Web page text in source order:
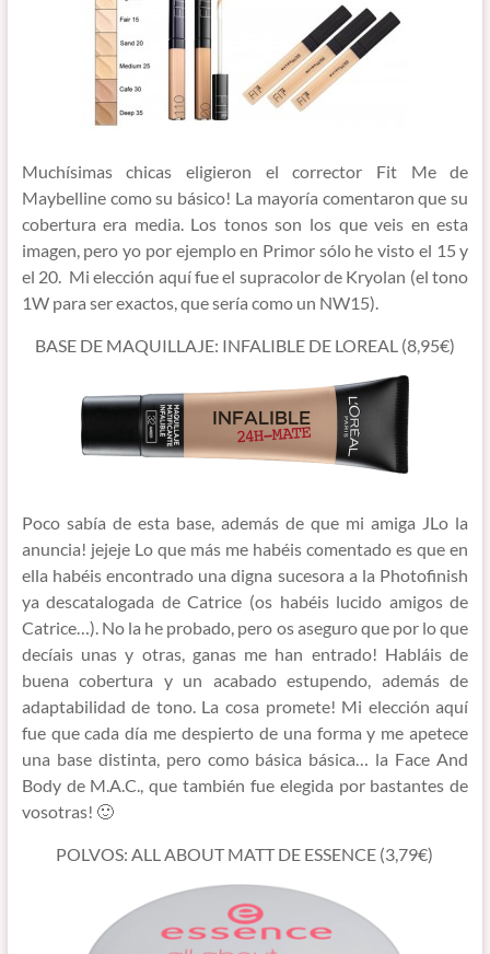
Muchísimas chicas eligieron el corrector Fit Me de
Maybelline como su básico! La mayoría comentaron que su
cobertura era media. Los tonos son los que veis en esta
imagen, pero yo por ejemplo en Primor sólo he visto el 15 y
el 20. Mi elección aquí fue el supracolor de Kryolan (el tono
1W para ser exactos, que sería como un NW15).
BASE DE MAQUILLAJE: INFALIBLE DE LOREAL (8,95€)
Poco sabía de esta base, además de que mi amiga JLo la
anuncia! jejeje Lo que más me habéis comentado es que en
ella habéis encontrado una digna sucesora a la Photofinish
ya descatalogada de Catrice (os habéis lucido amigos de
Catrice…). No la he probado, pero os aseguro que por lo que
decíais unas y otras, ganas me han entrado! Habláis de
buena cobertura y un acabado estupendo, además de
adaptabilidad de tono. La cosa promete! Mi elección aquí
fue que cada día me despierto de una forma y me apetece
una base distinta, pero como básica básica… la Face And
Body de M.A.C., que también fue elegida por bastantes de
vosotras! 🙂
POLVOS: ALL ABOUT MATT DE ESSENCE (3,79€)